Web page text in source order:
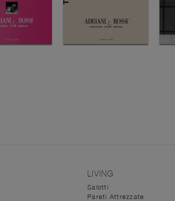
LIVING
Salotti
Pareti Attrezzate